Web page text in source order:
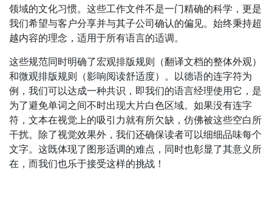
领域的文化习惯。这些工作文件不是一门精确的科学，更是
我们希望与客户分享并与其子公司确认的偏见。始终秉持超
越内容的理念，适用于所有语言的适调。
这些规范同时明确了宏观排版规则（翻译文档的整体外观）
和微观排版规则（影响阅读舒适度）。以德语的连字符为
例，我们可以达成一种共识，即我们的语言经理使用它，是
为了避免单词之间不时出现大片白色区域。如果没有连字
符，文本在视觉上的吸引力就有所欠缺，仿佛被这些空白所
干扰。除了视觉效果外，我们还确保读者可以细细品味每个
文字。这既体现了图形适调的难点，同时也彰显了其意义所
在，而我们也乐于接受这样的挑战！